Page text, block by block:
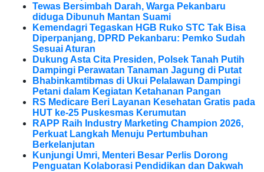
Tewas Bersimbah Darah, Warga Pekanbaru
diduga Dibunuh Mantan Suami
Kemendagri Tegaskan HGB Ruko STC Tak Bisa
Diperpanjang, DPRD Pekanbaru: Pemko Sudah
Sesuai Aturan
Dukung Asta Cita Presiden, Polsek Tanah Putih
Dampingi Perawatan Tanaman Jagung di Putat
Bhabinkamtibmas di Ukui Pelalawan Dampingi
Petani dalam Kegiatan Ketahanan Pangan
RS Medicare Beri Layanan Kesehatan Gratis pada
HUT ke-25 Puskesmas Kerumutan
RAPP Raih Industry Marketing Champion 2026,
Perkuat Langkah Menuju Pertumbuhan
Berkelanjutan
Kunjungi Umri, Menteri Besar Perlis Dorong
Penguatan Kolaborasi Pendidikan dan Dakwah